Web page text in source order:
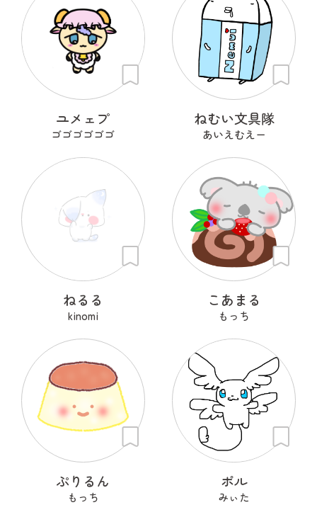
ユメェプ
ゴゴゴゴゴゴ
ねむい文具隊
あいえむえー
ねるる
kinomi
こあまる
もっち
ぷりるん
もっち
ポル
みぃた